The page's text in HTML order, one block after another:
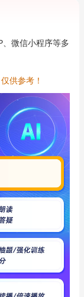
微信小程序等多
供参考！